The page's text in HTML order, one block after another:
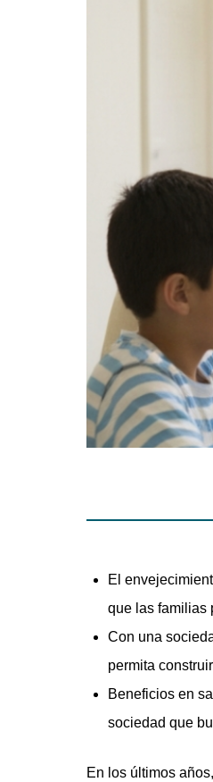
El
que las familias
Con una
permita
Beneficios en
sociedad que
En los últimos